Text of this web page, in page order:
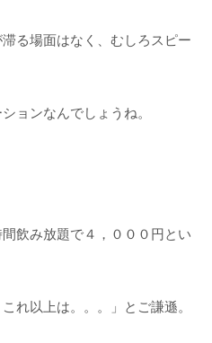
る場面はなく、むしろスピー
ョンなんでしょうね。
飲み放題で４，０００円とい
れ以上は。。。」とご謙遜。